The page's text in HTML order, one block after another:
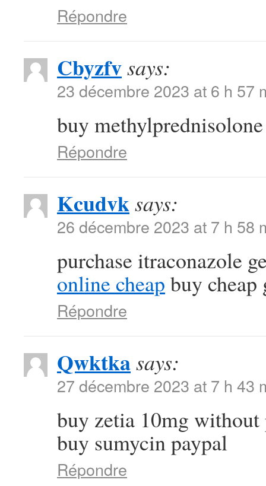
Répondre
Cbyzfvsays:
23 décembre 2023 at 6 h 57
buy
Répondre
Kcudvksays:
26 décembre 2023 at 7 h 58
purchase itraconazole
online cheap buy
Répondre
Qwktkasays:
27 décembre 2023 at 7 h 43
buy zetia 10mg
buy sumycin paypal
Répondre